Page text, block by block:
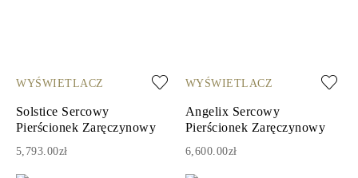
WYŚWIETLACZ
Solstice Sercowy
Pierścionek Zaręczynowy
5,793.00zł
WYŚWIETLACZ
Angelix Sercowy
Pierścionek Zaręczynowy
6,600.00zł